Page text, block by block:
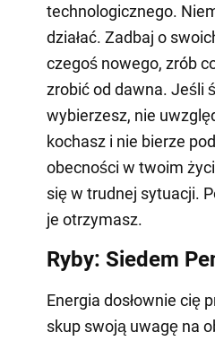
technologicznego.
działać. Zadbaj o
czegoś nowego, zrób
zrobić od dawna. Jeśli
wybierzesz, nie
kochasz i nie bierze
obecności w twoim
się w trudnej sytuacji.
je otrzymasz.
Ryby: Siedem
Energia dosłownie cię
skup swoją uwagę na